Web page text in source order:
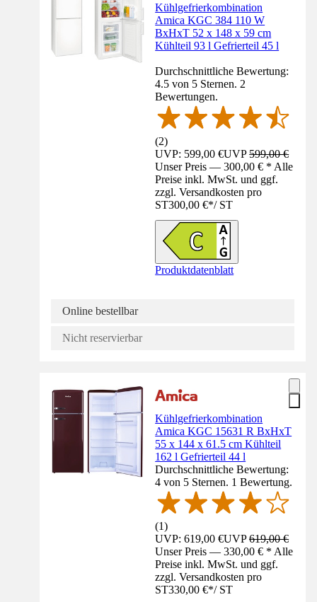
Kühlgefrierkombination
Amica KGC 384 110 W
BxHxT 52 x 148 x 59 cm
Kühlteil 93 l Gefrierteil 45 l
Durchschnittliche Bewertung:
4.5 von 5 Sternen. 2
Bewertungen.
(2)
UVP: 599,00 €UVP599,00 €
Unser Preis — 300,00 € * Alle
Preise inkl. MwSt. und ggf.
zzgl. Versandkosten pro
ST300,00 €*/ ST
Produktdatenblatt
Online bestellbar
Nicht reservierbar
Kühlgefrierkombination
Amica KGC 15631 R BxHxT
55 x 144 x 61.5 cm Kühlteil
162 l Gefrierteil 44 l
Durchschnittliche Bewertung:
4 von 5 Sternen. 1 Bewertung.
(1)
UVP: 619,00 €UVP619,00 €
Unser Preis — 330,00 € * Alle
Preise inkl. MwSt. und ggf.
zzgl. Versandkosten pro
ST330,00 €*/ ST